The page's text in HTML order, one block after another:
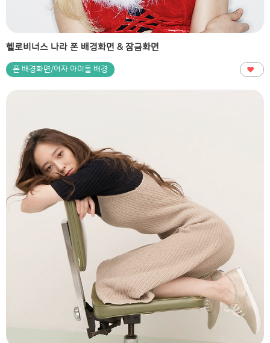
헬로비너스 나라 폰 배경화면 & 잠금화면
폰 배경화면/여자 아이돌 배경